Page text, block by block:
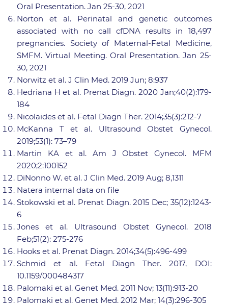
Oral Presentation. Jan 25-30, 2021
Norton et al. Perinatal and genetic outcomes
associated with no call cfDNA results in 18,497
pregnancies. Society of Maternal-Fetal Medicine,
SMFM. Virtual Meeting. Oral Presentation. Jan 25-
30, 2021
Norwitz et al. J Clin Med. 2019 Jun; 8:937
Hedriana H et al. Prenat Diagn. 2020 Jan;40(2):179-
184
Nicolaides et al. Fetal Diagn Ther. 2014;35(3):212-7
McKanna T et al. Ultrasound Obstet Gynecol.
2019;53(1): 73–79
Martin KA et al. Am J Obstet Gynecol. MFM
2020;2:100152
DiNonno W. et al. J Clin Med. 2019 Aug; 8,1311
Natera internal data on file
Stokowski et al. Prenat Diagn. 2015 Dec; 35(12):1243-
6
Jones et al. Ultrasound Obstet Gynecol. 2018
Feb;51(2): 275-276
Hooks et al. Prenat Diagn. 2014;34(5):496-499
Schmid et al. Fetal Diagn Ther. 2017, DOI:
10.1159/000484317
Palomaki et al. Genet Med. 2011 Nov; 13(11):913-20
Palomaki et al. Genet Med. 2012 Mar; 14(3):296-305